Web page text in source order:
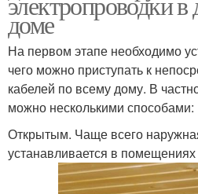
доме
На первом этапе необходимо
чего можно приступать к
кабелей по всему дому. В
можно несколькими способами:
Открытым. Чаще всего
устанавливается в помещениях